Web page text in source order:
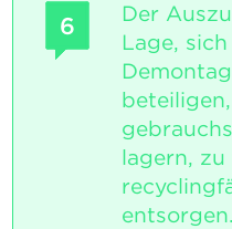
6
Der
Lage,
lagern,
entsorgen.